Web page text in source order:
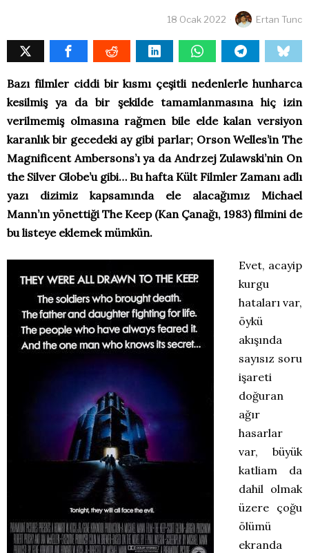
18 Ocak 2022 Ertan Tunc
Bazı filmler ciddi bir kısmı çeşitli nedenlerle hunharca
kesilmiş ya da bir şekilde tamamlanmasına hiç izin
verilmemiş olmasına rağmen bile elde kalan versiyon
karanlık bir gecedeki ay gibi parlar; Orson Welles’in The
Magnificent Ambersons’ı ya da Andrzej Zulawski’nin On
the Silver Globe’u gibi… Bu hafta Kült Filmler Zamanı adlı
yazı dizimiz kapsamında ele alacağımız Michael
Mann’ın yönettiği The Keep (Kan Çanağı, 1983) filmini de
bu listeye eklemek mümkün.
Evet, acayip
kurgu
hataları var,
öykü
akışında
sayısız soru
işareti
doğuran
ağır
hasarlar
var, büyük
katliam da
dahil olmak
üzere çoğu
ölümü
ekranda